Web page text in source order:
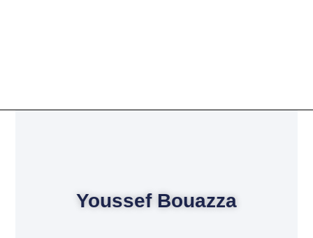
Youssef Bouazza